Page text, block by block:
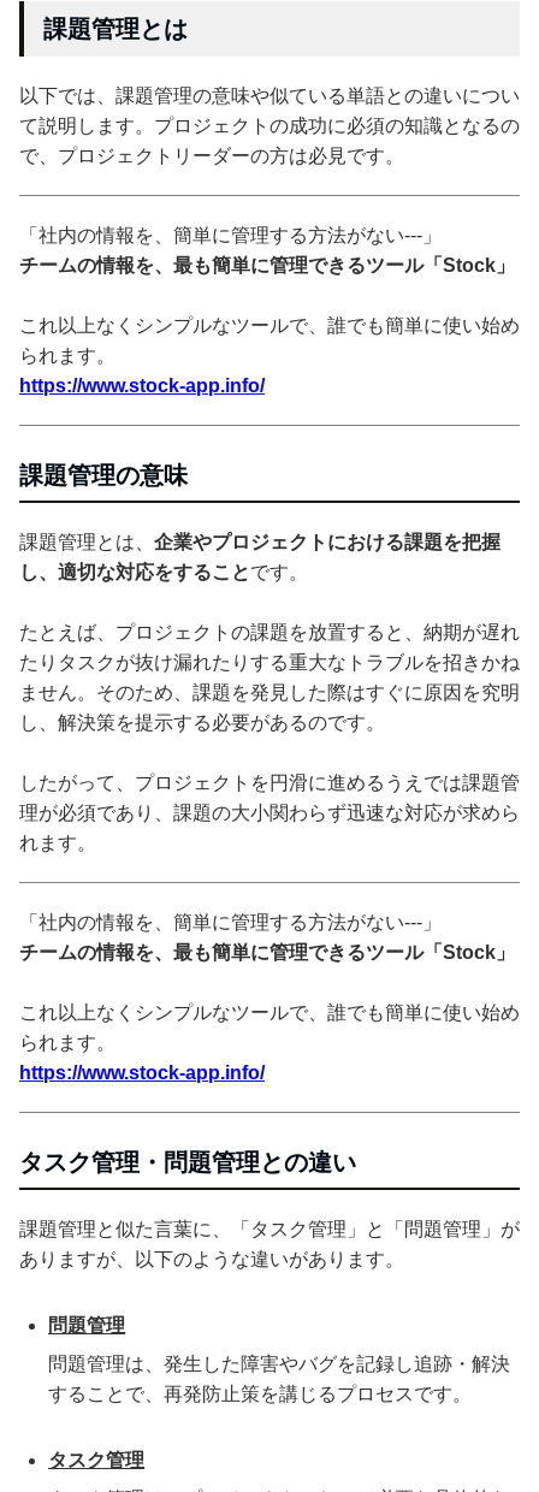
課題管理とは
以下では、課題管理の意味や似ている単語との違いについ
て説明します。プロジェクトの成功に必須の知識となるの
で、プロジェクトリーダーの方は必見です。
「社内の情報を、簡単に管理する方法がない---」
チームの情報を、最も簡単に管理できるツール「Stock」
これ以上なくシンプルなツールで、誰でも簡単に使い始め
られます。
https://www.stock-app.info/
課題管理の意味
課題管理とは、 企業やプロジェクトにおける課題を把握
し、適切な対応をすることです。
たとえば、プロジェクトの課題を放置すると、納期が遅れ
たりタスクが抜け漏れたりする重大なトラブルを招きかね
ません。そのため、課題を発見した際はすぐに原因を究明
し、解決策を提示する必要があるのです。
したがって、プロジェクトを円滑に進めるうえでは課題管
理が必須であり、課題の大小関わらず迅速な対応が求めら
れます。
「社内の情報を、簡単に管理する方法がない---」
チームの情報を、最も簡単に管理できるツール「Stock」
これ以上なくシンプルなツールで、誰でも簡単に使い始め
られます。
https://www.stock-app.info/
タスク管理・問題管理との違い
課題管理と似た言葉に、「タスク管理」と「問題管理」が
ありますが、以下のような違いがあります。
問題管理
問題管理は、発生した障害やバグを記録し追跡・解決
することで、再発防止策を講じるプロセスです。
タスク管理